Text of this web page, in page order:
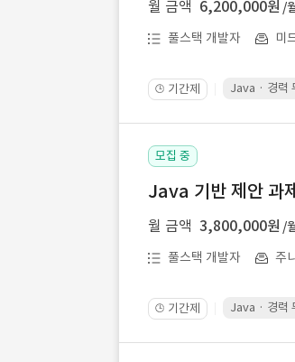
월 금액 6,200,000원 /
풀스택 개발자 미
🕒 기간제 Java · 경력
모집 중
Java 기반 제안 과
월 금액 3,800,000원 /
풀스택 개발자 주
🕒 기간제 Java · 경력